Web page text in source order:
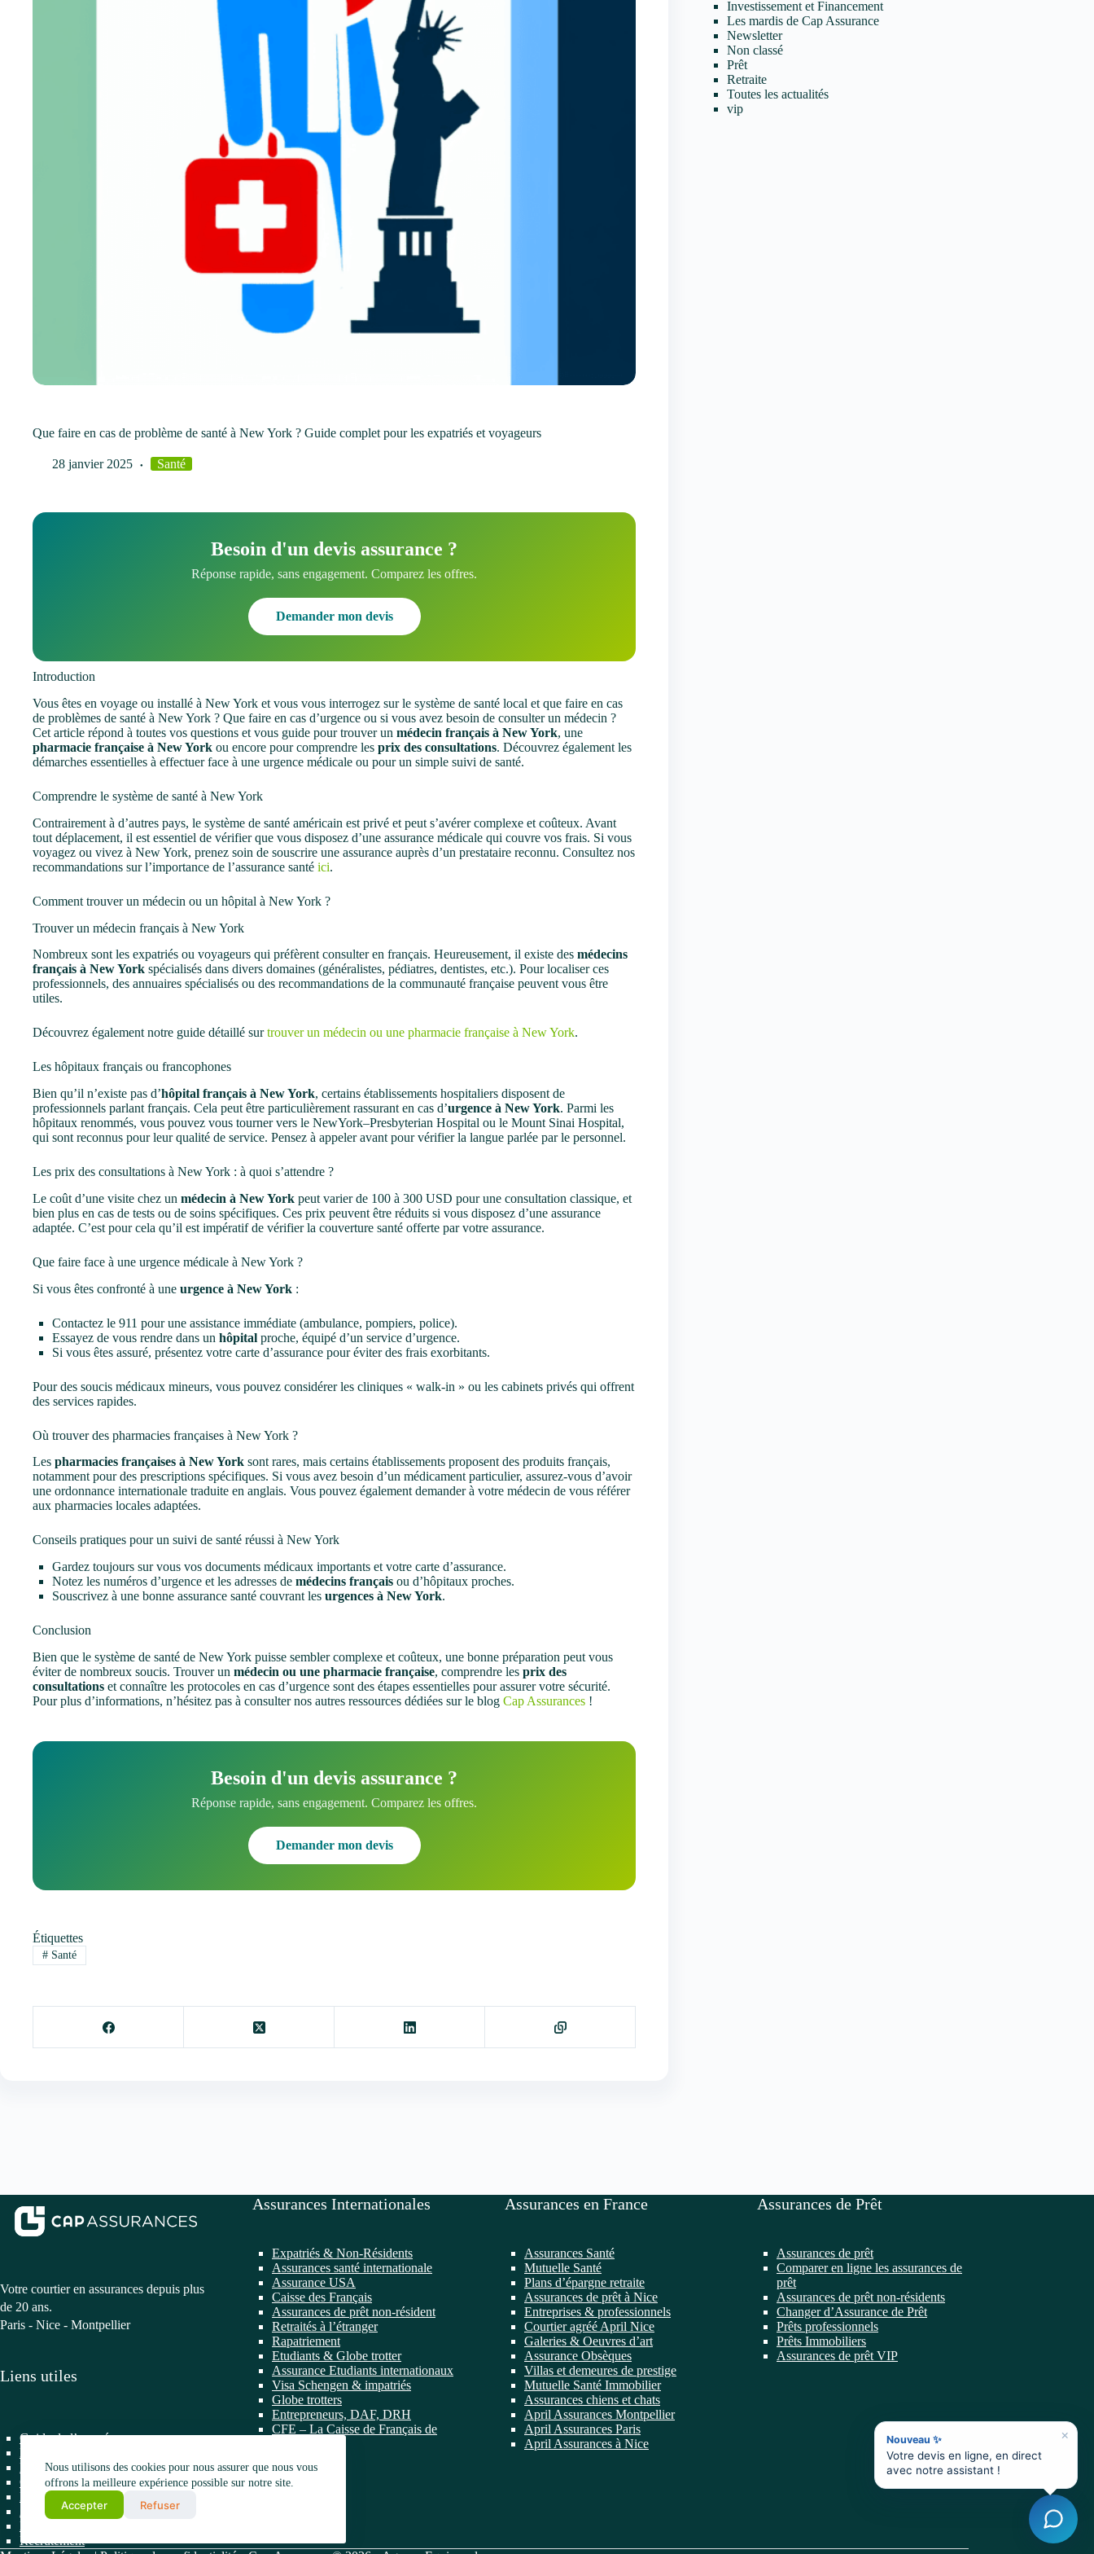
Nous utilisons des cookies pour nous assurer que nous vous
offrons la meilleure expérience possible sur notre site.
Accepter Refuser
Que faire en cas de problème de santé à New York ? Guide complet pour les expatriés et voyageurs
28 janvier 2025 Santé
Besoin d'un devis assurance ?
Réponse rapide, sans engagement. Comparez les offres.
Demander mon devis
Introduction
Vous êtes en voyage ou installé à New York et vous vous interrogez sur le système de santé local et que faire en cas
de problèmes de santé à New York ? Que faire en cas d’urgence ou si vous avez besoin de consulter un médecin ?
Cet article répond à toutes vos questions et vous guide pour trouver un médecin français à New York, une
pharmacie française à New York ou encore pour comprendre les prix des consultations. Découvrez également les
démarches essentielles à effectuer face à une urgence médicale ou pour un simple suivi de santé.
Comprendre le système de santé à New York
Contrairement à d’autres pays, le système de santé américain est privé et peut s’avérer complexe et coûteux. Avant
tout déplacement, il est essentiel de vérifier que vous disposez d’une assurance médicale qui couvre vos frais. Si vous
voyagez ou vivez à New York, prenez soin de souscrire une assurance auprès d’un prestataire reconnu. Consultez nos
recommandations sur l’importance de l’assurance santé ici.
Comment trouver un médecin ou un hôpital à New York ?
Trouver un médecin français à New York
Nombreux sont les expatriés ou voyageurs qui préfèrent consulter en français. Heureusement, il existe des médecins
français à New York spécialisés dans divers domaines (généralistes, pédiatres, dentistes, etc.). Pour localiser ces
professionnels, des annuaires spécialisés ou des recommandations de la communauté française peuvent vous être
utiles.
Découvrez également notre guide détaillé surtrouver un médecin ou une pharmacie française à New York.
Les hôpitaux français ou francophones
Bien qu’il n’existe pas d’hôpital français à New York, certains établissements hospitaliers disposent de
professionnels parlant français. Cela peut être particulièrement rassurant en cas d’urgence à New York. Parmi les
hôpitaux renommés, vous pouvez vous tourner vers le NewYork–Presbyterian Hospital ou le Mount Sinai Hospital,
qui sont reconnus pour leur qualité de service. Pensez à appeler avant pour vérifier la langue parlée par le personnel.
Les prix des consultations à New York : à quoi s’attendre ?
Le coût d’une visite chez un médecin à New York peut varier de 100 à 300 USD pour une consultation classique, et
bien plus en cas de tests ou de soins spécifiques. Ces prix peuvent être réduits si vous disposez d’une assurance
adaptée. C’est pour cela qu’il est impératif de vérifier la couverture santé offerte par votre assurance.
Que faire face à une urgence médicale à New York ?
Si vous êtes confronté à une urgence à New York :
Contactez le 911 pour une assistance immédiate (ambulance, pompiers, police).
Essayez de vous rendre dans un hôpital proche, équipé d’un service d’urgence.
Si vous êtes assuré, présentez votre carte d’assurance pour éviter des frais exorbitants.
Pour des soucis médicaux mineurs, vous pouvez considérer les cliniques « walk-in » ou les cabinets privés qui offrent
des services rapides.
Où trouver des pharmacies françaises à New York ?
Les pharmacies françaises à New York sont rares, mais certains établissements proposent des produits français,
notamment pour des prescriptions spécifiques. Si vous avez besoin d’un médicament particulier, assurez-vous d’avoir
une ordonnance internationale traduite en anglais. Vous pouvez également demander à votre médecin de vous référer
aux pharmacies locales adaptées.
Conseils pratiques pour un suivi de santé réussi à New York
Gardez toujours sur vous vos documents médicaux importants et votre carte d’assurance.
Notez les numéros d’urgence et les adresses de médecins français ou d’hôpitaux proches.
Souscrivez à une bonne assurance santé couvrant les urgences à New York.
Conclusion
Bien que le système de santé de New York puisse sembler complexe et coûteux, une bonne préparation peut vous
éviter de nombreux soucis. Trouver un médecin ou une pharmacie française, comprendre les prix des
consultations et connaître les protocoles en cas d’urgence sont des étapes essentielles pour assurer votre sécurité.
Pour plus d’informations, n’hésitez pas à consulter nos autres ressources dédiées sur le blog Cap Assurances !
Besoin d'un devis assurance ?
Réponse rapide, sans engagement. Comparez les offres.
Demander mon devis
Étiquettes
#Santé
Investissement et Financement
Les mardis de Cap Assurance
Newsletter
Non classé
Prêt
Retraite
Toutes les actualités
vip
Votre courtier en assurances depuis plus
de 20 ans.
Paris - Nice - Montpellier
Liens utiles
Guide de l’assuré
Newsletters
Nos partenaires
Charte de services
Parrainer un ami
Apporteur d’affaires en Assurance
Nous contacter
Recrutement
Assurances Internationales
Expatriés & Non-Résidents
Assurances santé internationale
Assurance USA
Caisse des Français
Assurances de prêt non-résident
Retraités à l’étranger
Rapatriement
Etudiants & Globe trotter
Assurance Etudiants internationaux
Visa Schengen & impatriés
Globe trotters
Entrepreneurs, DAF, DRH
CFE – La Caisse de Français de
Assurances en France
Assurances Santé
Mutuelle Santé
Plans d’épargne retraite
Assurances de prêt à Nice
Entreprises & professionnels
Courtier agréé April Nice
Galeries & Oeuvres d’art
Assurance Obsèques
Villas et demeures de prestige
Mutuelle Santé Immobilier
Assurances chiens et chats
April Assurances Montpellier
April Assurances Paris
April Assurances à Nice
Assurances de Prêt
Assurances de prêt
Comparer en ligne les assurances de
prêt
Assurances de prêt non-résidents
Changer d’Assurance de Prêt
Prêts professionnels
Prêts Immobiliers
Assurances de prêt VIP
×
Nouveau ✨
Votre devis en ligne, en direct
avec notre assistant !